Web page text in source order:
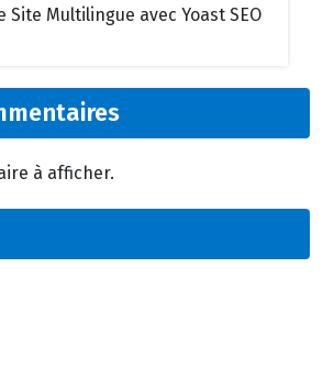
Site Multilingue avec Yoast SEO
à afficher.